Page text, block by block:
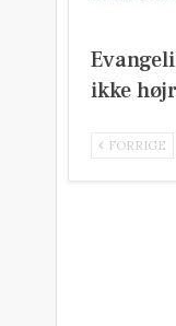
ikke
FORRIGE